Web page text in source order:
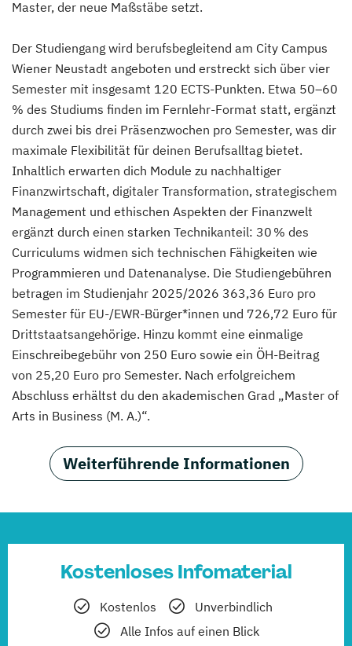
Master, der neue Maßstäbe setzt.
Der Studiengang wird berufsbegleitend am City Campus
Wiener Neustadt angeboten und erstreckt sich über vier
Semester mit insgesamt 120 ECTS-Punkten. Etwa 50–60
% des Studiums finden im Fernlehr-Format statt, ergänzt
durch zwei bis drei Präsenzwochen pro Semester, was dir
maximale Flexibilität für deinen Berufsalltag bietet.
Inhaltlich erwarten dich Module zu nachhaltiger
Finanzwirtschaft, digitaler Transformation, strategischem
Management und ethischen Aspekten der Finanzwelt
ergänzt durch einen starken Technikanteil: 30 % des
Curriculums widmen sich technischen Fähigkeiten wie
Programmieren und Datenanalyse. Die Studiengebühren
betragen im Studienjahr 2025/2026 363,36 Euro pro
Semester für EU-/EWR-Bürger*innen und 726,72 Euro für
Drittstaatsangehörige. Hinzu kommt eine einmalige
Einschreibegebühr von 250 Euro sowie ein ÖH-Beitrag
von 25,20 Euro pro Semester. Nach erfolgreichem
Abschluss erhältst du den akademischen Grad „Master of
Arts in Business (M. A.)“.
Weiterführende Informationen
Kostenloses Infomaterial
Kostenlos
Unverbindlich
Alle Infos auf einen Blick